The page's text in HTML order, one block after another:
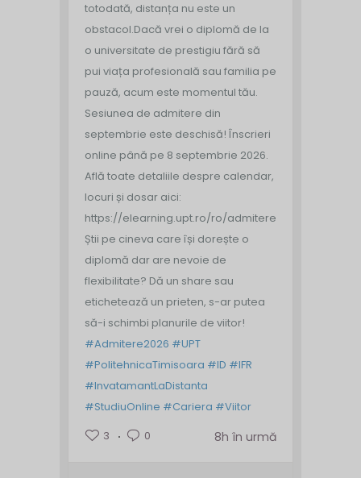
totodată, distanța nu este un
obstacol.Dacă vrei o diplomă de la
o universitate de prestigiu fără să
pui viața profesională sau familia pe
pauză, acum este momentul tău.
Sesiunea de admitere din
septembrie este deschisă! Înscrieri
online până pe 8 septembrie 2026.
Află toate detaliile despre calendar,
locuri și dosar aici:
https://elearning.upt.ro/ro/admitere/
Știi pe cineva care își dorește o
diplomă dar are nevoie de
flexibilitate? Dă un share sau
etichetează un prieten, s-ar putea
să-i schimbi planurile de viitor!
#Admitere2026 #UPT
#PolitehnicaTimisoara #ID #IFR
#InvatamantLaDistanta
#StudiuOnline #Cariera #Viitor
3
0 8h în urmă